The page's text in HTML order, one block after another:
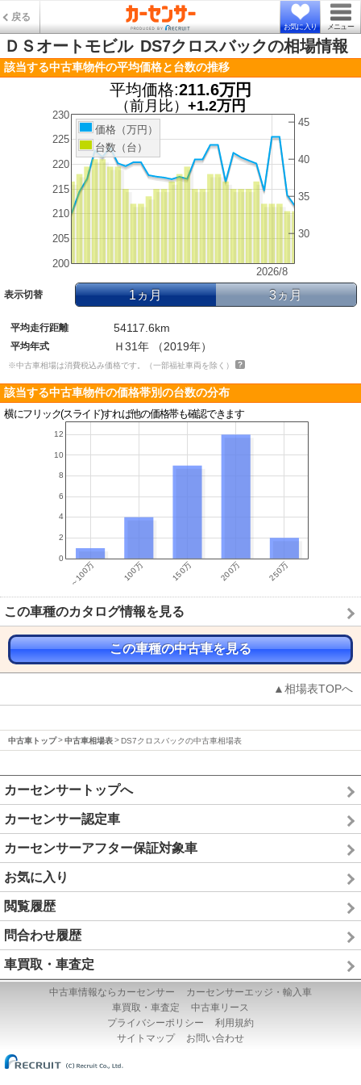
戻る
お気に入り メニュー
ＤＳオートモビル DS7クロスバックの相場情報
該当する中古車物件の平均価格と台数の推移
平均価格:211.6万円
（前月比） +1.2万円
2026/8
200
205
210
215
220
225
230
30
35
40
45
価格（万円）
台数（台）
表示切替 1ヵ月 3ヵ月
平均走行距離 54117.6km
平均年式 Ｈ31年 （2019年）
※中古車相場は消費税込み価格です。（一部福祉車両を除く）
該当する中古車物件の価格帯別の台数の分布
横にフリック(スライド)すれば他の価格帯も確認できます
この車種のカタログ情報を見る
この車種の中古車を見る
▲相場表TOPへ
中古車トップ 中古車相場表 DS7クロスバックの中古車相場表
カーセンサートップへ
カーセンサー認定車
カーセンサーアフター保証対象車
お気に入り
閲覧履歴
問合わせ履歴
車買取・車査定
中古車情報ならカーセンサー
カーセンサーエッジ・輸入車
車買取・車査定
中古車リース
プライバシーポリシー
利用規約
サイトマップ
お問い合わせ